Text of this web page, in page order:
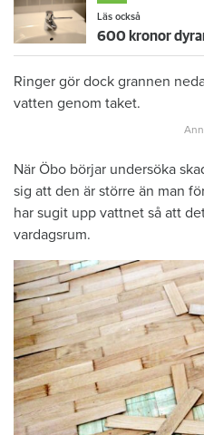
Läs också
Ringer gör dock grannen
vatten genom taket.
När Öbo börjar undersöka
sig att den är större än man
har sugit upp vattnet så att
vardagsrum.